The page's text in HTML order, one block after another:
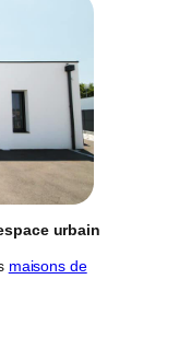
urbain
maisons de